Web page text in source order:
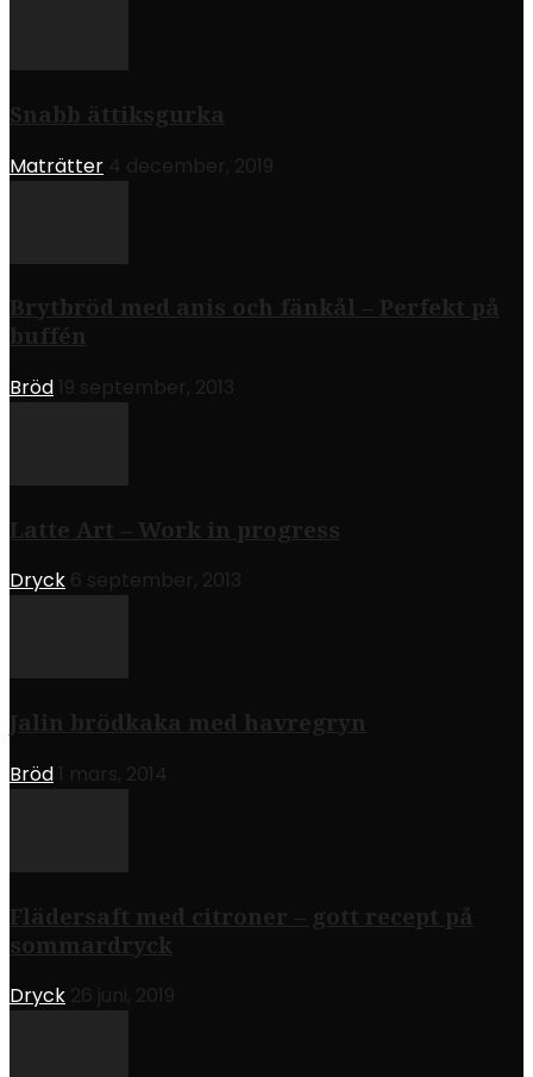
Snabb ättiksgurka
Maträtter 4 december, 2019
Brytbröd med anis och fänkål – Perfekt på
buffén
Bröd 19 september, 2013
Latte Art – Work in progress
Dryck 6 september, 2013
Jalin brödkaka med havregryn
Bröd 1 mars, 2014
Flädersaft med citroner – gott recept på
sommardryck
Dryck 26 juni, 2019